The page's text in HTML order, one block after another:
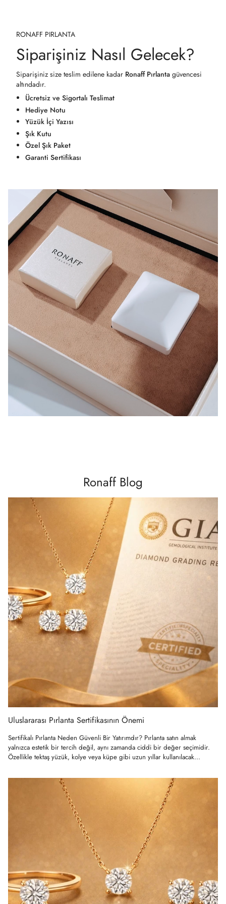
RONAFF PIRLANTA
Siparişiniz Nasıl Gelecek?
Siparişiniz size teslim edilene kadar Ronaff Pırlanta güvencesi
altındadır.
Ücretsiz ve Sigortalı Teslimat
Hediye Notu
Yüzük İçi Yazısı
Şık Kutu
Özel Şık Paket
Garanti Sertifikası
Ronaff Blog
Uluslararası Pırlanta Sertifikasının Önemi
Sertifikalı Pırlanta Neden Güvenli Bir Yatırımdır? Pırlanta satın almak
yalnızca estetik bir tercih değil, aynı zamanda ciddi bir değer seçimidir.
Özellikle tektaş yüzük, kolye veya küpe gibi uzun yıllar kullanılacak...